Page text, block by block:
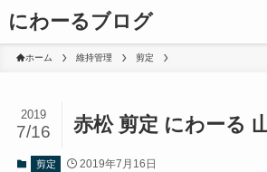
にわーるブログ
ホーム 維持管理 剪定
赤松 剪定 にわーる
2019
7/16
剪定 2019年7月16日